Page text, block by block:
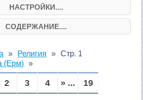
НАСТРОЙКИ....
СОДЕРЖАНИЕ....
Религия
(Ерм)
Стр. 1
2 3 4 » ... 19